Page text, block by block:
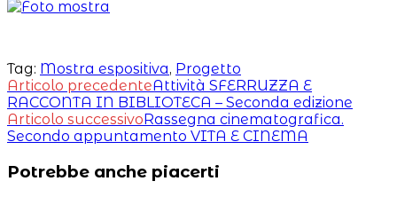
Tag: Mostra espositiva, Progetto
Leggi
altri
articoli
Articolo precedenteAttività SFERRUZZA E
RACCONTA IN BIBLIOTECA – Seconda edizione
Articolo successivoRassegna cinematografica.
Secondo appuntamento VITA E CINEMA
Potrebbe anche piacerti